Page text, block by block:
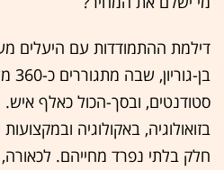
דילמת ההתמודדות עם היעלים
סטודנטים, ובסך-הכול כאלף
בזואולוגיה, באקולוגיה
חלק בלתי נפרד מחייהם.